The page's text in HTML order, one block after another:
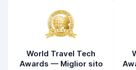
World Travel Tech
Awards — Miglior sito